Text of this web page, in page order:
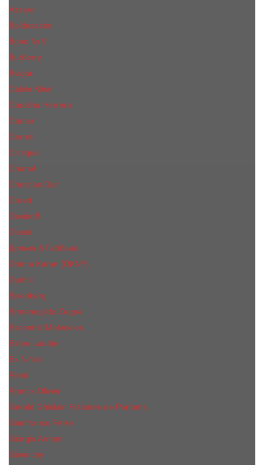
Azzaro
Baldessarini
Bond № 9
Burberry
Bvlgari
Calvin Klein
Carolina Herrera
Cartier
Cerruti
Сliniquе
Chanel
Christian Dior
Creed
Davidoff
Diesel
Дольче & Габбана
Donna Karan (DKNY)
Dunhill
Eisenberg
Ermenegildo Zegna
Escentric Molecules
Еsteе Lаudеr
Ex Nihilo
Fendi
Franck Olivier
Gerald Ghislain Histoires de Parfums
Gianfranco Ferre
Giorgio Armani
Givenchy